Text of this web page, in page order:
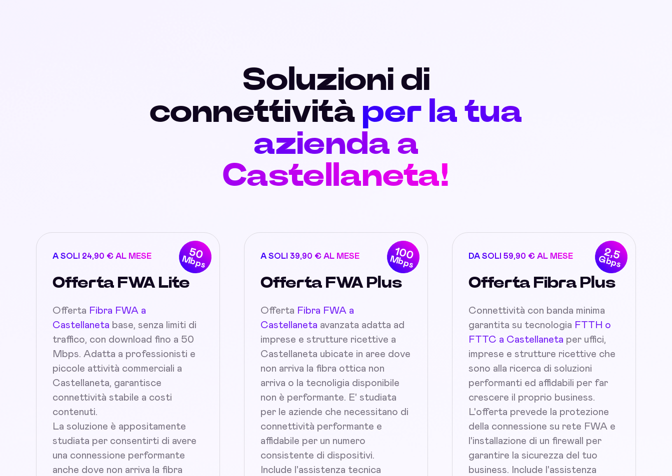
Soluzioni di
connettività per la tua
azienda a
Castellaneta!
50
Mbps
A SOLI 24,90 € AL MESE
Offerta FWA Lite
Offerta Fibra FWA a
Castellaneta base, senza limiti di
traffico, con download fino a 50
Mbps. Adatta a professionisti e
piccole attività commerciali a
Castellaneta, garantisce
connettività stabile a costi
contenuti.
La soluzione è appositamente
studiata per consentirti di avere
una connessione performante
anche dove non arriva la fibra
100
Mbps
A SOLI 39,90 € AL MESE
Offerta FWA Plus
Offerta Fibra FWA a
Castellaneta avanzata adatta ad
imprese e strutture ricettive a
Castellaneta ubicate in aree dove
non arriva la fibra ottica non
arriva o la tecnoligia disponibile
non è performante. E' studiata
per le aziende che necessitano di
connettività performante e
affidabile per un numero
consistente di dispositivi.
Include l'assistenza tecnica
2,5
Gbps
DA SOLI 59,90 € AL MESE
Offerta Fibra Plus
Connettività con banda minima
garantita su tecnologia FTTH o
FTTC a Castellaneta per uffici,
imprese e strutture ricettive che
sono alla ricerca di soluzioni
performanti ed affidabili per far
crescere il proprio business.
L'offerta prevede la protezione
della connessione su rete FWA e
l'installazione di un firewall per
garantire la sicurezza del tuo
business. Include l'assistenza